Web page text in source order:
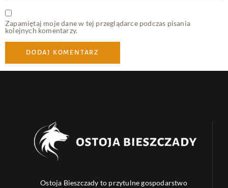
Zapamiętaj moje dane w tej przeglądarce podczas pisania
kolejnych komentarzy.
Ostoja Bieszczady to przytulne gospodarstwo